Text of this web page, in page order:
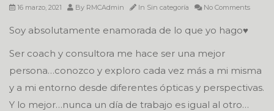
16 marzo, 2021 By RMCAdmin In Sin categoría No Comments
Soy absolutamente enamorada de lo que yo hago♥️
Ser coach y consultora me hace ser una mejor
persona…conozco y exploro cada vez más a mi misma
y a mi entorno desde diferentes ópticas y perspectivas.
Y lo mejor…nunca un día de trabajo es igual al otro…